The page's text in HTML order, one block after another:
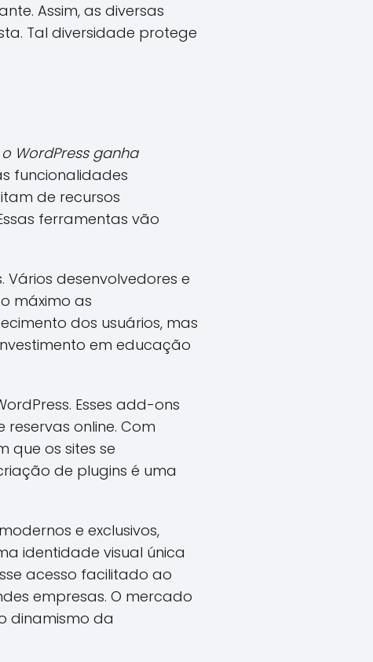
Assim, as diversas
Tal diversidade protege
WordPress ganha
funcionalidades
de recursos
ferramentas vão
desenvolvedores e
máximo as
dos usuários, mas
em educação
Esses add-ons
online. Com
que os sites se
de plugins é uma
e exclusivos,
identidade visual única
acesso facilitado ao
empresas. O mercado
dinamismo da